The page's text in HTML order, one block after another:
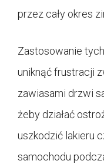
przez cały okres
Zastosowanie
uniknąć frustracji
zawiasami drzwi
żeby działać
uszkodzić lakieru
samochodu